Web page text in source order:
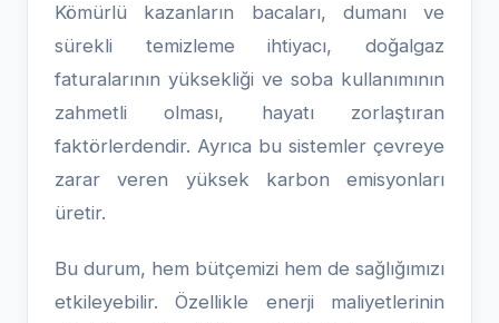
Kömürlü kazanların bacaları, dumanı ve
sürekli temizleme ihtiyacı, doğalgaz
faturalarının yüksekliği ve soba kullanımının
zahmetli olması, hayatı zorlaştıran
faktörlerdendir. Ayrıca bu sistemler çevreye
zarar veren yüksek karbon emisyonları
üretir.
Bu durum, hem bütçemizi hem de sağlığımızı
etkileyebilir. Özellikle enerji maliyetlerinin